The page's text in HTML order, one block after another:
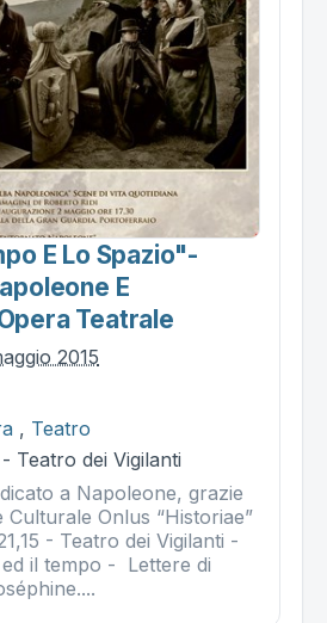
E Lo Spazio"-
E
Teatrale
2015
, Teatro
Teatro dei Vigilanti
a Napoleone, grazie
Onlus “Historiae”
- Teatro dei Vigilanti -
il tempo - Lettere di